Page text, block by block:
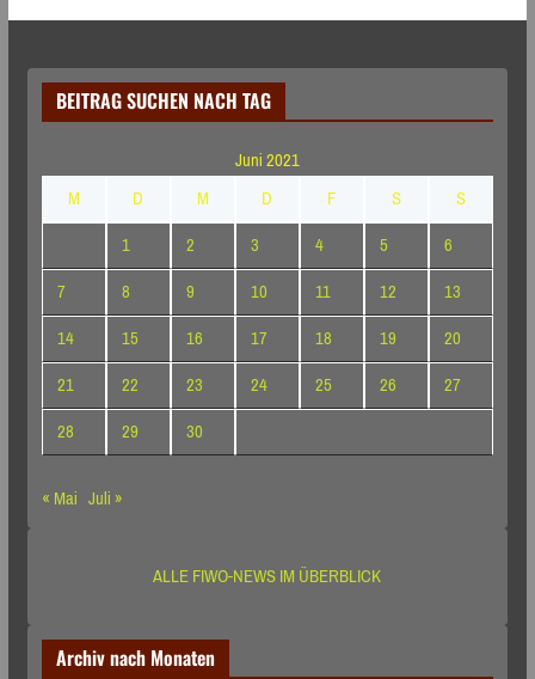
BEITRAG SUCHEN NACH TAG
Juni 2021
M
D M D F S
S
1
2 3 4 5
6
7
8 9 10 11 12
13
14
15 16 17 18 19
20
21
22 23 24 25 26
27
28
29
30
« Mai Juli »
ALLE FIWO-NEWS IM ÜBERBLICK
Archiv nach Monaten